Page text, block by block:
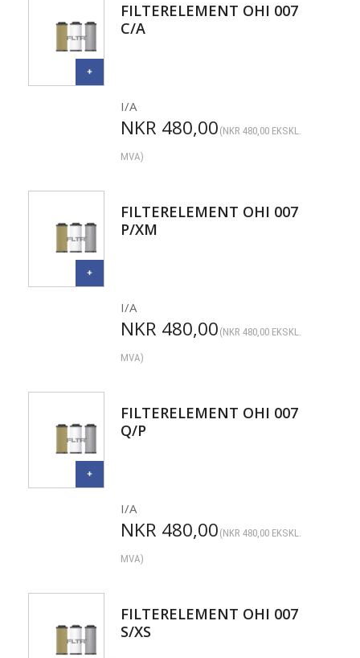
FILTERELEMENT OHI 007
C/A
I/A
NKR 480,00 (NKR 480,00EKSKL.
MVA)
FILTERELEMENT OHI 007
P/XM
I/A
NKR 480,00 (NKR 480,00EKSKL.
MVA)
FILTERELEMENT OHI 007
Q/P
I/A
NKR 480,00 (NKR 480,00EKSKL.
MVA)
FILTERELEMENT OHI 007
S/XS